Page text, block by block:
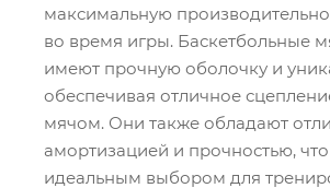
максимальную
во время игры. Баскетбольные
имеют прочную оболочку и
обеспечивая отличное
мячом. Они также обладают
амортизацией и прочностью,
идеальным выбором для